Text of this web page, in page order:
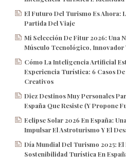
El Futuro Del Turismo Es Ahora:
Partida Del Viaje
Mi Selección De Fitur 2026: Una
Músculo Tecnológico, Innovador
Cómo La Inteligencia Artificial
Experiencia Turística: 6 Casos
Creativos
Diez Destinos Muy Personales
España Que Resiste (y Propone
Eclipse Solar 2026 En España:
Impulsar El Astroturismo Y El
Día Mundial Del Turismo 2025: El
Sostenibilidad Turística En